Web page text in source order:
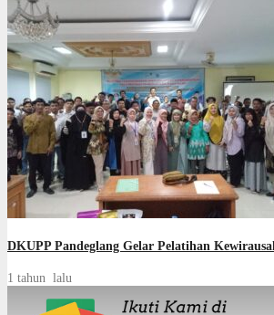
DKUPP Pandeglang Gelar Pelatihan
1 tahun lalu